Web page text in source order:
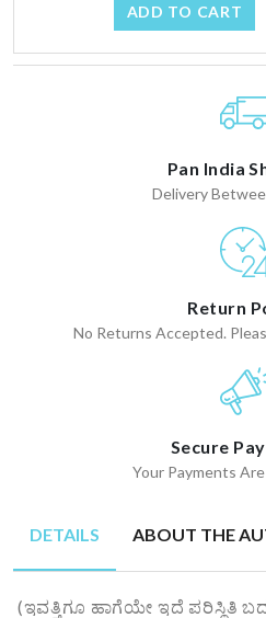
ADD TO CART
Pan India
Delivery
Return
No Returns Accepted.
Secure
Your Payments
DETAILS ABOUT THE
(ಇವತ್ತಿಗೂ ಹಾಗೆಯೇ ಇದೆ ಪರಿಸ್ಥಿತಿ